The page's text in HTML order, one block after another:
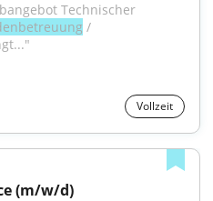
Technischer
/
Vollzeit
(m/w/d)